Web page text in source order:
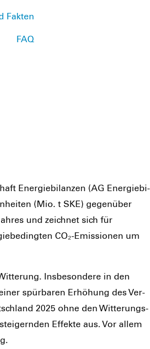
Fakten
FAQ
Ener­gie­bi­lan­zen (AG Ener­gie­bi­
(Mio. t SKE) gegen­über
und zeich­net sich für
CO₂-Emis­sio­nen um
Ins­be­son­de­re in den
spür­ba­ren Erhö­hung des Ver­
2025 ohne den Wit­te­rungs­
Effek­te aus. Vor allem